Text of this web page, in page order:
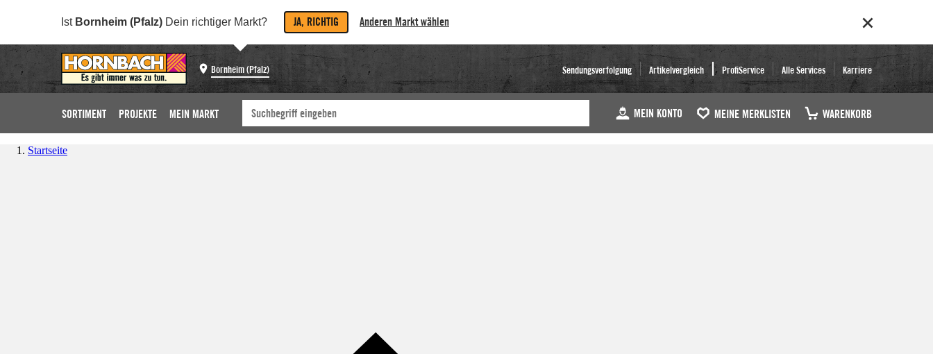
Ist Bornheim (Pfalz) Dein richtiger Markt? JA, RICHTIG Anderen Markt wählen
Bornheim (Pfalz) Sendungsverfolgung Artikelvergleich ProfiService Alle Services Karriere
SORTIMENT PROJEKTE MEIN MARKT MEIN KONTO MEINE MERKLISTEN WARENKORB
Startseite